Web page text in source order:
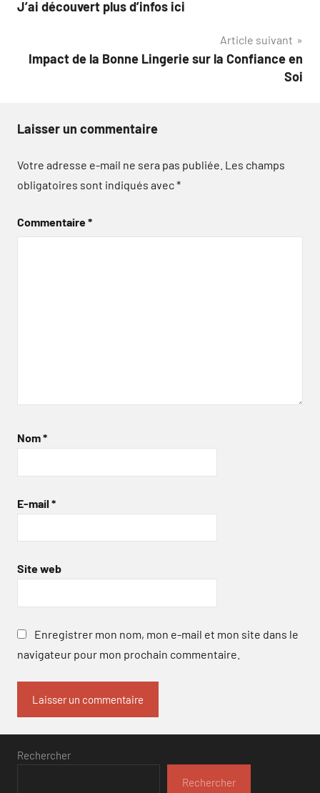
de
J’ai découvert plus d’infos ici
Article suivant
Impact de la Bonne Lingerie sur la Confiance en
Soi
Laisser un commentaire
Votre adresse e-mail ne sera pas publiée. Les champs
obligatoires sont indiqués avec*
Commentaire*
Nom*
E-mail *
Site web
Enregistrer mon nom, mon e-mail et mon site dans le
navigateur pour mon prochain commentaire.
Rechercher
Rechercher